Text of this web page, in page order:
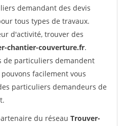
demandant des devis
tous types de travaux.
d'activité, trouver des
chantier-couverture.fr.
de particuliers demandent
facilement vous
particuliers demandeurs de
du réseau Trouver-